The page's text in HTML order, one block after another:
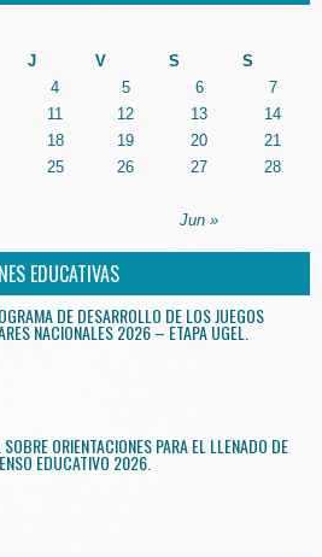
J V S S
Jun »
4 5 6
7
11 12 13
14
18 19 20
21
25 26 27
28
EDUCATIVAS
DE DESARROLLO DE LOS JUEGOS
NACIONALES 2026 – ETAPA UGEL.
ORIENTACIONES PARA EL LLENADO DE
EDUCATIVO 2026.